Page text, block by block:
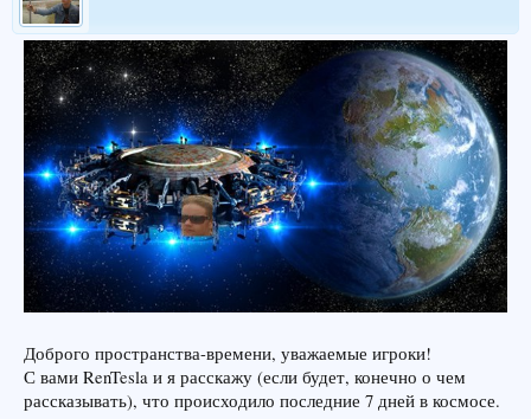
Доброго пространства-времени, уважаемые игроки!
С вами RenTesla и я расскажу (если будет, конечно о чем
рассказывать), что происходило последние 7 дней в космосе.